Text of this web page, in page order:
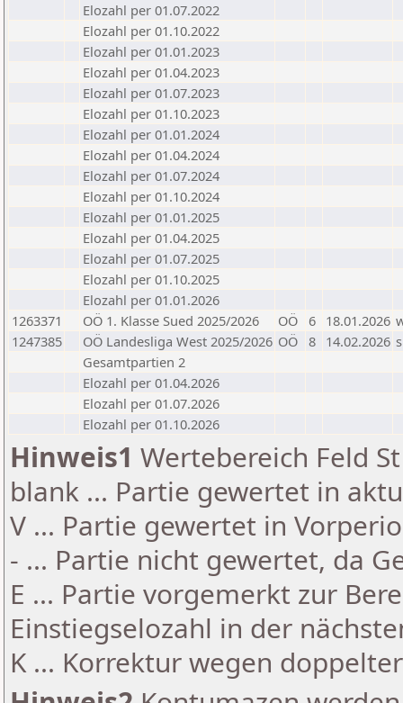
Elozahl per 01.07.2022
Elozahl per 01.10.2022
Elozahl per 01.01.2023
Elozahl per 01.04.2023
Elozahl per 01.07.2023
Elozahl per 01.10.2023
Elozahl per 01.01.2024
Elozahl per 01.04.2024
Elozahl per 01.07.2024
Elozahl per 01.10.2024
Elozahl per 01.01.2025
Elozahl per 01.04.2025
Elozahl per 01.07.2025
Elozahl per 01.10.2025
Elozahl per 01.01.2026
1263371
OÖ 1. Klasse Sued 2025/2026 OÖ 6 18.01.2026
1247385
OÖ Landesliga West 2025/2026 OÖ 8 14.02.2026 s
Gesamtpartien 2
Elozahl per 01.04.2026
Elozahl per 01.07.2026
Elozahl per 01.10.2026
Hinweis1 Wertebereich Feld
blank ... Partie gewertet in
V ... Partie gewertet in
- ... Partie nicht gewertet, da
E ... Partie vorgemerkt zur
Einstiegselozahl in der
K ... Korrektur wegen